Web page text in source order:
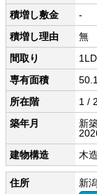
積増し敷金
-
積増し理由
無
間取り
専有面積
所在階
1 / 2
築年月
新
建物構造
木造
住所 新